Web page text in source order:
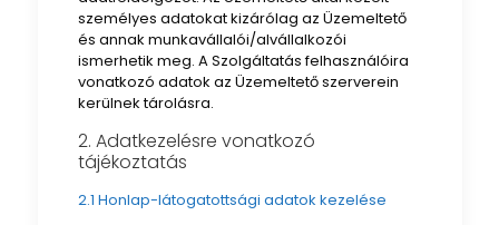
személyes adatokat kizárólag az Üzemeltető
és annak munkavállalói/alvállalkozói
ismerhetik meg. A Szolgáltatás felhasználóira
vonatkozó adatok az Üzemeltető szerverein
kerülnek tárolásra.
2. Adatkezelésre vonatkozó
tájékoztatás
2.1 Honlap-látogatottsági adatok kezelése